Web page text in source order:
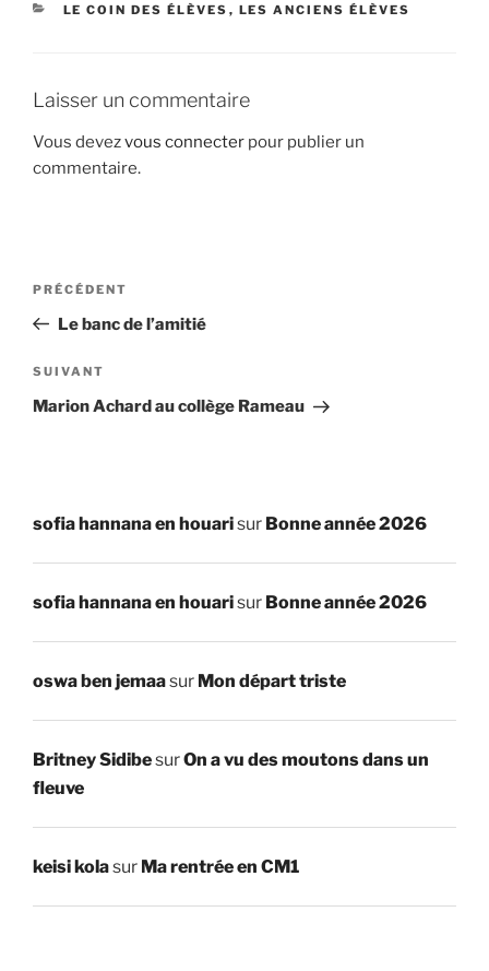
CATÉGORIES
LE COIN DES ÉLÈVES , LES ANCIENS ÉLÈVES
Laisser un commentaire
Vous devezvous connecter pour publier un
commentaire.
Navigation
l’article
Article
précédent
PRÉCÉDENT
Le banc de l’amitié
Article
suivant
SUIVANT
Marion Achard au collège Rameau
sofia hannana en houarisur Bonne année 2026
sofia hannana en houarisur Bonne année 2026
oswa ben jemaasur Mon départ triste
Britney SidibesurOn a vu des moutons dans un
fleuve
keisi kolasur Ma rentrée en CM1